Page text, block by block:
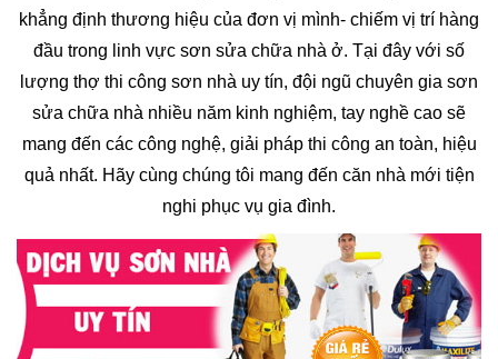
khẳng định thương hiệu của đơn vị mình- chiếm vị trí hàng
đầu trong linh vực sơn sửa chữa nhà ở. Tại đây với số
lượng thợ thi công sơn nhà uy tín, đội ngũ chuyên gia sơn
sửa chữa nhà nhiều năm kinh nghiệm, tay nghề cao sẽ
mang đến các công nghệ, giải pháp thi công an toàn, hiệu
quả nhất. Hãy cùng chúng tôi mang đến căn nhà mới tiện
nghi phục vụ gia đình.